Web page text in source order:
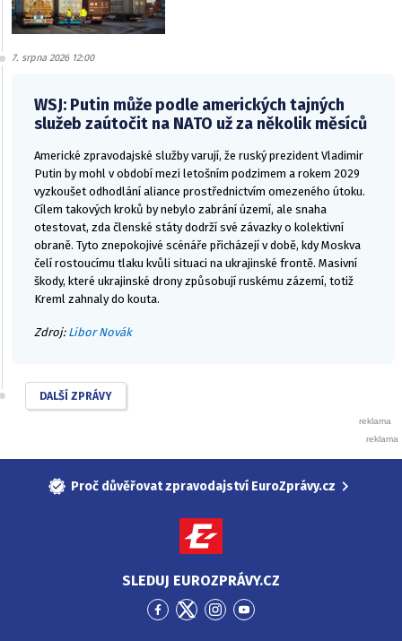
7. srpna 2026 12:00
WSJ: Putin může podle amerických tajných
služeb zaútočit na NATO už za několik měsíců
Americké zpravodajské služby varují, že ruský prezident Vladimir
Putin by mohl v období mezi letošním podzimem a rokem 2029
vyzkoušet odhodlání aliance prostřednictvím omezeného útoku.
Cílem takových kroků by nebylo zabrání území, ale snaha
otestovat, zda členské státy dodrží své závazky o kolektivní
obraně. Tyto znepokojivé scénáře přicházejí v době, kdy Moskva
čelí rostoucímu tlaku kvůli situaci na ukrajinské frontě. Masivní
škody, které ukrajinské drony způsobují ruskému zázemí, totiž
Kreml zahnaly do kouta.
Zdroj: Libor Novák
DALŠÍ ZPRÁVY
Proč důvěřovat zpravodajství EuroZprávy.cz
SLEDUJ EUROZPRÁVY.CZ
PřejítPřejítPřejítPřejít